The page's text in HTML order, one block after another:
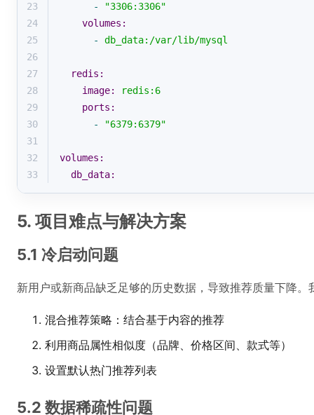
23
-
"3306:3306"
24
volumes:
25
-
db_data:/var/lib/mysql
26
27
redis:
28
image:
redis:6
29
ports:
30
-
"6379:6379"
31
32
volumes:
33
db_data:
5. 项目难点与解决方案
5.1 冷启动问题
新用户或新商品缺乏足够的历史数据，导致推荐质量下降。
混合推荐策略：结合基于内容的推荐
利用商品属性相似度（品牌、价格区间、款式等）
设置默认热门推荐列表
5.2 数据稀疏性问题